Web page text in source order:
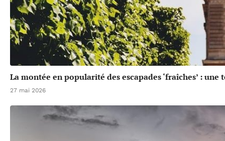
La montée en popularité des escapades ‘fraîches’ :
27 mai 2026